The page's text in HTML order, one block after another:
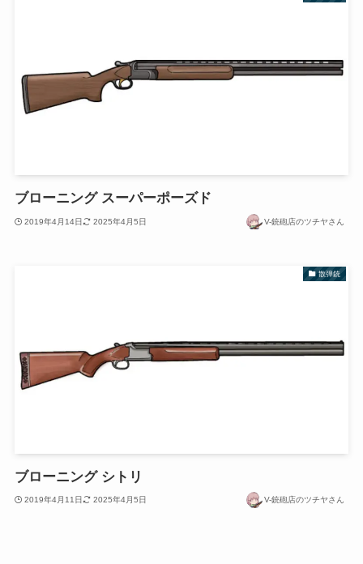
ブローニング スーパーポーズド
2019年4月14日 2025年4月5日 V-銃砲店のツチヤさん
散弾銃
ブローニング シトリ
2019年4月11日 2025年4月5日 V-銃砲店のツチヤさん